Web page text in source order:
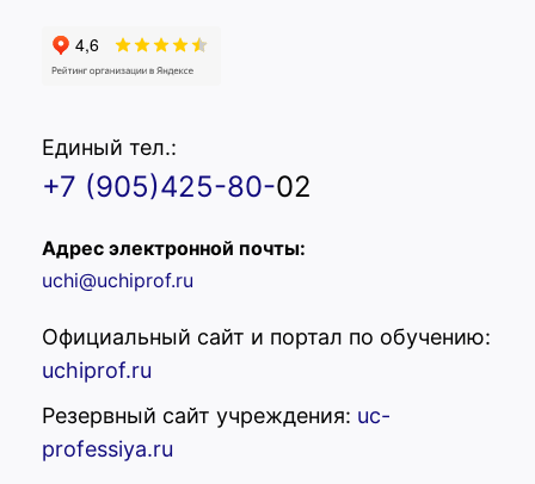
Единый тел.:
+7 (905)425-80-02
Адрес электронной почты:
uchi@uchiprof.ru
Официальный сайт и портал по обучению:
uchiprof.ru
Резервный сайт учреждения: uc-
professiya.ru